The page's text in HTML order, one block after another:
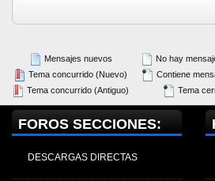
Mensajes nuevos
Tema concurrido (Nuevo)
Tema concurrido (Antiguo)
No hay
Contiene
Tema
FOROS SECCIONES:
DESCARGAS DIRECTAS